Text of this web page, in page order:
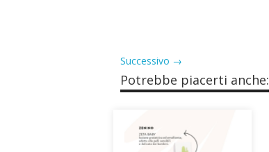
Successivo →
Potrebbe piacerti anche: